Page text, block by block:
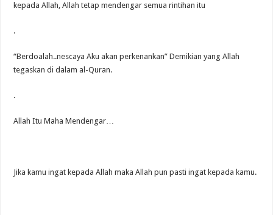
kepada Allah, Allah tetap mendengar semua rintihan itu
.
“Berdoalah..nescaya Aku akan perkenankan” Demikian yang Allah
tegaskan di dalam al-Quran.
.
Allah Itu Maha Mendengar…
Jika kamu ingat kepada Allah maka Allah pun pasti ingat kepada kamu.